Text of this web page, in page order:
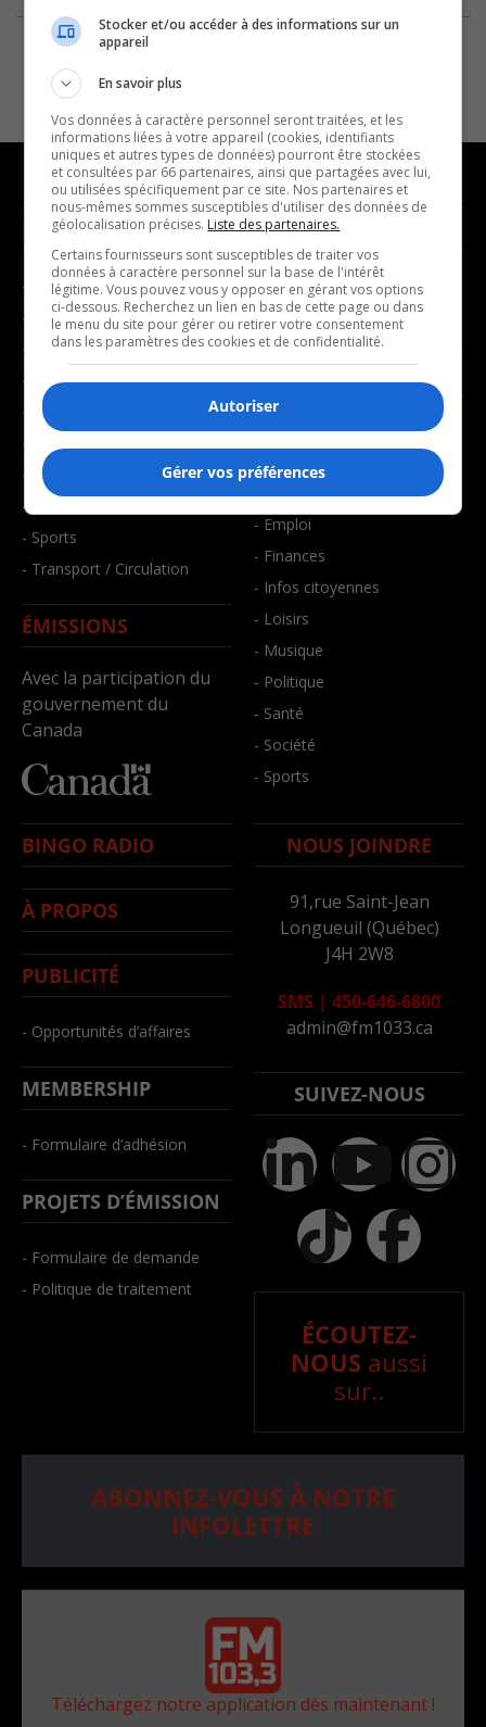
NOUVELLES
- Affaires municipales
- Communauté / Social
- Culture
- Économie
- Éducation
- Environnement
- Faits divers
- Santé et bien-être
- Sports
- Transport / Circulation
ÉMISSIONS
Avec la participation du
gouvernement du
Canada
MUSIQUE
- Décompte franco
- Joué récemment
BALADOS
- Affaires
- Art de vivre
- Bien-être
- Emploi
- Finances
- Infos citoyennes
- Loisirs
- Musique
- Politique
- Santé
- Société
- Sports
BINGO RADIO
À PROPOS
PUBLICITÉ
- Opportunités d’affaires
MEMBERSHIP
- Formulaire d’adhésion
PROJETS D’ÉMISSION
- Formulaire de demande
- Politique de traitement
NOUS JOINDRE
91,rue Saint-Jean
Longueuil (Québec)
J4H 2W8
SMS | 450-646-6800
admin@fm1033.ca
SUIVEZ-NOUS
ÉCOUTEZ-
NOUS aussi
sur..
ABONNEZ-VOUS À NOTRE
INFOLETTRE
Téléchargez notre application dès maintenant !
Stocker et/ou accéder à des informations sur un
appareil
En savoir plus
Vos données à caractère personnel seront traitées, et les
informations liées à votre appareil (cookies, identifiants
uniques et autres types de données) pourront être stockées
et consultées par 66 partenaires, ainsi que partagées avec lui,
ou utilisées spécifiquement par ce site. Nos partenaires et
nous-mêmes sommes susceptibles d'utiliser des données de
géolocalisation précises. Liste des partenaires.
Certains fournisseurs sont susceptibles de traiter vos
données à caractère personnel sur la base de l'intérêt
légitime. Vous pouvez vous y opposer en gérant vos options
ci-dessous. Recherchez un lien en bas de cette page ou dans
le menu du site pour gérer ou retirer votre consentement
dans les paramètres des cookies et de confidentialité.
Autoriser
Gérer vos préférences